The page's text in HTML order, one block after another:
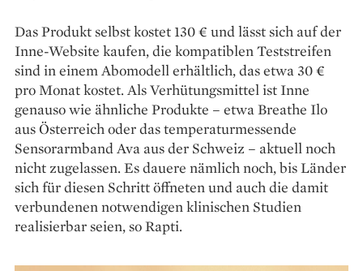
Das Produkt selbst kostet 130 € und lässt sich auf der
Inne-Website kaufen, die kompatiblen Teststreifen
sind in einem Abo­modell erhältlich, das etwa 30 €
pro Monat kostet. Als Verhütungsmittel ist Inne
genauso wie ähnliche Produkte – etwa Breathe Ilo
aus Österreich oder das temperatur­messende
Sensorarmband Ava aus der Schweiz – aktuell noch
nicht zuge­lassen. Es dauere nämlich noch, bis Länder
sich für diesen Schritt öffneten und auch die damit
verbundenen notwendigen ­kli­nischen Studien
realisierbar seien, so Rapti.